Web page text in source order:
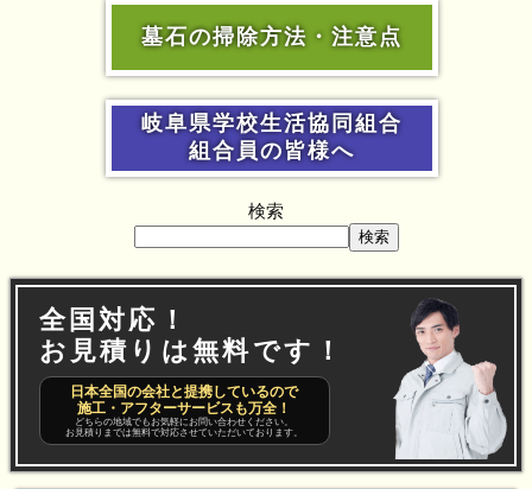
墓石の掃除方法・注意点
岐阜県学校生活協同組合
組合員の皆様へ
検索
検索
全国対応！
お見積りは無料です！
日本全国の会社と提携しているので
施工・アフターサービスも万全！
どちらの地域でもお気軽にお問い合わせください。
お見積りまでは無料で対応させていただいております。